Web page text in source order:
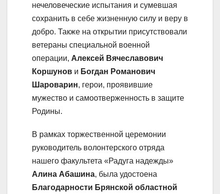
нечеловеческие испытания и сумевшая
сохранить в себе жизненную силу и веру в
добро. Также на открытии присутствовали
ветераны специальной военной
операции, Алексей Вячеславович
Коршунов и Богдан Романович
Шароварин, герои, проявившие
мужество и самоотверженность в защите
Родины.
️В рамках торжественной церемонии
руководитель волонтерского отряда
нашего факультета «Радуга надежды»
Алина Абашина, была удостоена
Благодарности Брянской областной